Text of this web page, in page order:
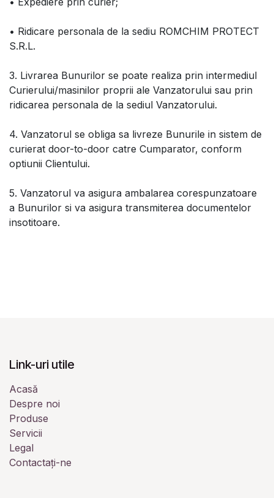
• Ridicare personala de la sediu ROMCHIM PROTECT
S.R.L.
3. Livrarea Bunurilor se poate realiza prin intermediul
Curierului/masinilor proprii ale Vanzatorului sau prin
ridicarea personala de la sediul Vanzatorului.
4. Vanzatorul se obliga sa livreze Bunurile in sistem de
curierat door-to-door catre Cumparator, conform
optiunii Clientului.
5. Vanzatorul va asigura ambalarea corespunzatoare
a Bunurilor si va asigura transmiterea documentelor
insotitoare.
Link-uri utile
Acasă
Despre noi
Produse
Servicii
Legal
Contactați-ne